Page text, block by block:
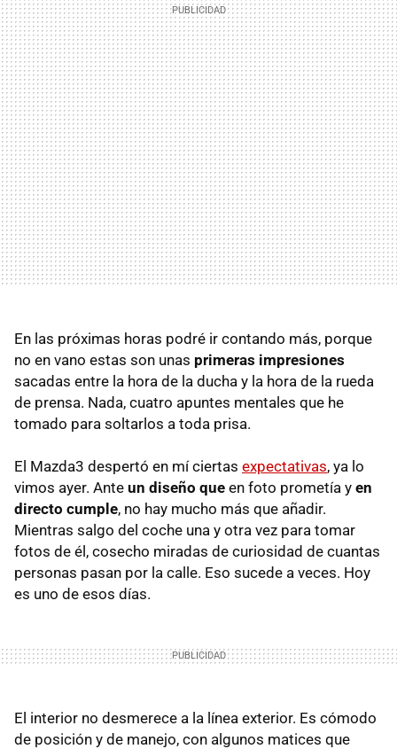
En las próximas horas podré ir contando más, porque
no en vano estas son unas primeras impresiones
sacadas entre la hora de la ducha y la hora de la rueda
de prensa. Nada, cuatro apuntes mentales que he
tomado para soltarlos a toda prisa.
El Mazda3 despertó en mí ciertas expectativas, ya lo
vimos ayer. Ante un diseño que en foto prometía y en
directo cumple, no hay mucho más que añadir.
Mientras salgo del coche una y otra vez para tomar
fotos de él, cosecho miradas de curiosidad de cuantas
personas pasan por la calle. Eso sucede a veces. Hoy
es uno de esos días.
El interior no desmerece a la línea exterior. Es cómodo
de posición y de manejo, con algunos matices que